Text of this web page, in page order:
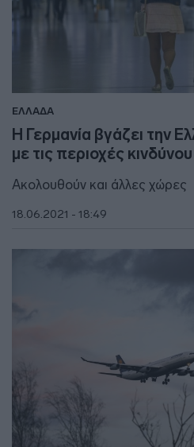
ΕΛΛΑΔΑ
Η Γερμανία βγάζει την
με τις περιοχές κινδύνου
Ακολουθούν και άλλες χώρες
18.06.2021 - 18:49